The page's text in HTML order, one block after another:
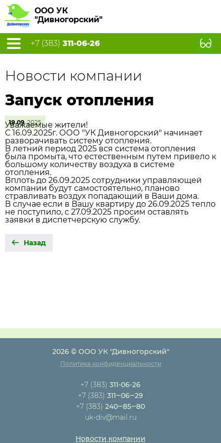
ООО УК
"Дивногорский"
+7 (383) 311-06-26
Новости компании
Запуск отопления
19.09 2025
Уважаемые жители!
С 16.09.2025г. ООО "УК Дивногорский" начинает
разворачивать систему отопления.
В летний период 2025 вся система отопления
была промыта, что естественным путем привело к
большому количеству воздуха в системе
отопления.
Вплоть до 26.09.2025 сотрудники управляющей
компании будут самостоятельно, планово
стравливать воздух попадающий в Ваши дома.
В случае если в Вашу квартиру до 26.09.2025 тепло
не поступило, с 27.09.2025 просим оставлять
заявки в диспетчерскую службу.
Назад
2026 © ООО УК "Дивногорский"
Политика конфиденциальности
+7 (383) 311-06-26
+7 (383) 311‒06‒29
+7 (383) 240‒85‒80
uk-div@mail.ru
Новости компании